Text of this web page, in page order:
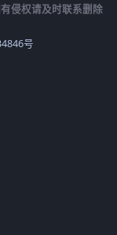
侵权请及时联系删除
号